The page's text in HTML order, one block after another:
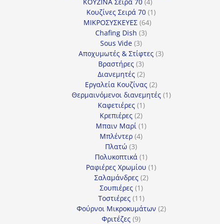
προϊόντα
Κουζίνες Σειρά 70 11
ΜΙΚΡΟΣΥΣΚΕΥΕΣ 6464
Chafing Dish 33
Sous Vide 33
προϊόντα
Αποχυμωτές & Στίφτες 33
Βραστήρες 33
προϊόντα
Διανεμητές 22
προϊόντα
Εργαλεία Κουζίνας 22
προϊόντα
Θερμαινόμενοι διανεμητές 11
Καφετιέρες 11
προϊόν
Κρεπιέρες 22
προϊόντα
Μπαιν Μαρί 11
Μπλέντερ 44
Πλατώ 33
προϊόντα
Πολυκοπτικά 11
προϊόν
Ραφιέρες Χρωμίου 11
Σαλαμάνδρες 22
Σουπιέρες 11
προϊόν
Τοστιέρες 1111
προϊόντα
Φούρνοι Μικροκυμάτων 22
Φριτέζες 99